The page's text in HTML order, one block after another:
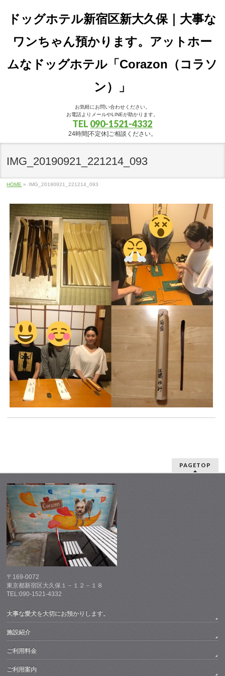
ドッグホテル新宿区新大久保｜大事な
ワンちゃん預かります。アットホー
ムなドッグホテル「Corazon（コラソ
ン）」
お気軽にお問い合わせください。
お電話よりメールやLINEが助かります。
TEL 090-1521-4332
24時間[不定休]ご相談ください。
IMG_20190921_221214_093
HOME » IMG_20190921_221214_093
PAGETOP
〒169-0072
東京都新宿区大久保１－１２－１８
TEL:090-1521-4332
大事な愛犬を大切にお預かりします。
施設紹介
ご利用料金
ご利用案内